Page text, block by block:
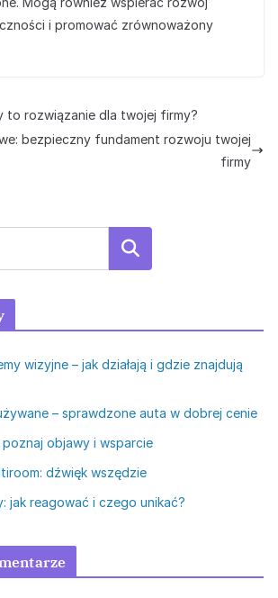
i promować zrównoważony
to rozwiązanie dla twojej firmy?
bezpieczny fundament rozwoju twojej
firmy
Szukaj
wizyjne – jak działają i gdzie znajdują
– sprawdzone auta w dobrej cenie
poznaj objawy i wsparcie
dźwięk wszędzie
jak reagować i czego unikać?